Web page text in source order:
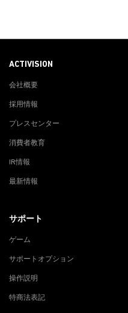
ACTIVISION
会社概要
採用情報
プレスセンター
消費者教育
IR情報
最新情報
サポート
ゲーム
サポートオプション
操作説明
特商法表記